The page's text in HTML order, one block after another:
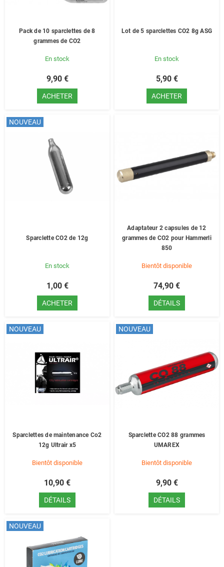
Pack de 10 sparclettes de 8
grammes de CO2
En stock
9,90 €
ACHETER
Lot de 5 sparclettes CO2 8g ASG
En stock
5,90 €
ACHETER
NOUVEAU
Sparclette CO2 de 12g
En stock
1,00 €
ACHETER
Adaptateur 2 capsules de 12
grammes de CO2 pour Hammerli
850
Bientôt disponible
74,90 €
DÉTAILS
NOUVEAU
Sparclettes de maintenance Co2
12g Ultrair x5
Bientôt disponible
10,90 €
DÉTAILS
NOUVEAU
Sparclette CO2 88 grammes
UMAREX
Bientôt disponible
9,90 €
DÉTAILS
NOUVEAU